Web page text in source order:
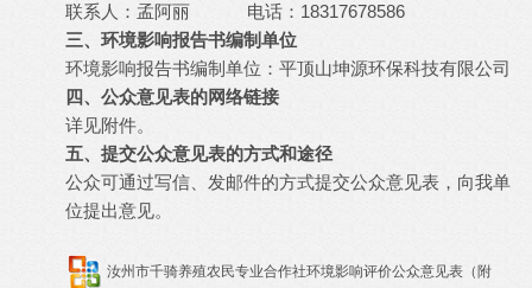
联系人：孟阿丽 电话：18317678586
三、环境影响报告书编制单位
环境影响报告书编制单位：平顶山坤源环保科技有限公司
四、公众意见表的网络链接
详见附件。
五、提交公众意见表的方式和途径
公众可通过写信、发邮件的方式提交公众意见表，向我单
位提出意见。
汝州市千骑养殖农民专业合作社环境影响评价公众意见表（附